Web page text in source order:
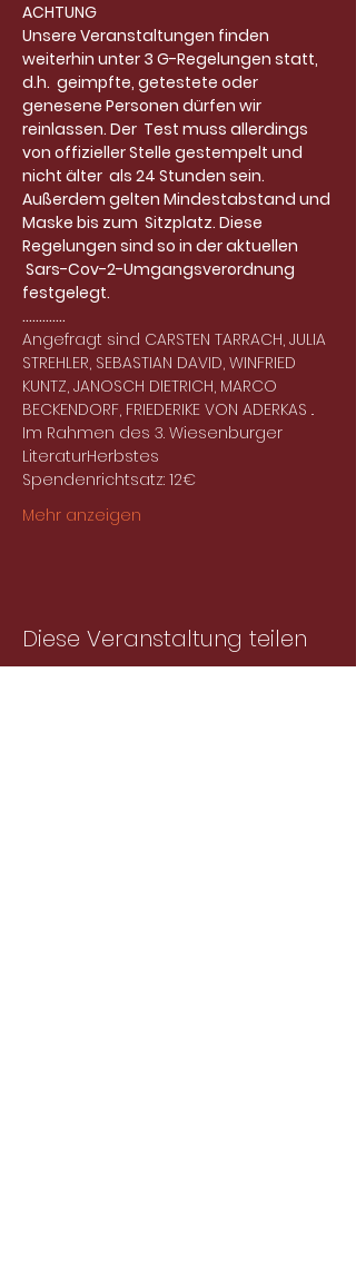
ACHTUNG
Unsere Veranstaltungen finden
weiterhin unter 3 G-Regelungen statt,
d.h.  geimpfte, getestete oder
genesene Personen dürfen wir
reinlassen. Der  Test muss allerdings
von offizieller Stelle gestempelt und
nicht älter  als 24 Stunden sein.
Außerdem gelten Mindestabstand und
Maske bis zum  Sitzplatz. Diese
Regelungen sind so in der aktuellen
Sars-Cov-2-Umgangsverordnung
festgelegt.
.............
Angefragt sind CARSTEN TARRACH, JULIA
STREHLER, SEBASTIAN DAVID, WINFRIED
KUNTZ, JANOSCH DIETRICH, MARCO
BECKENDORF, FRIEDERIKE VON ADERKAS ..
Im Rahmen des 3. Wiesenburger
LiteraturHerbstes
Spendenrichtsatz: 12€
Mehr anzeigen
Diese Veranstaltung teilen